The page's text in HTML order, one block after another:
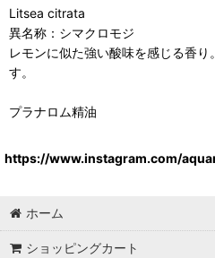
Litsea citrata
異名称：シマクロモジ
レモンに似た強い酸味を感じる香
す。
プラナロム精油
https://www.instagram.com/
ホーム
ショッピングカート